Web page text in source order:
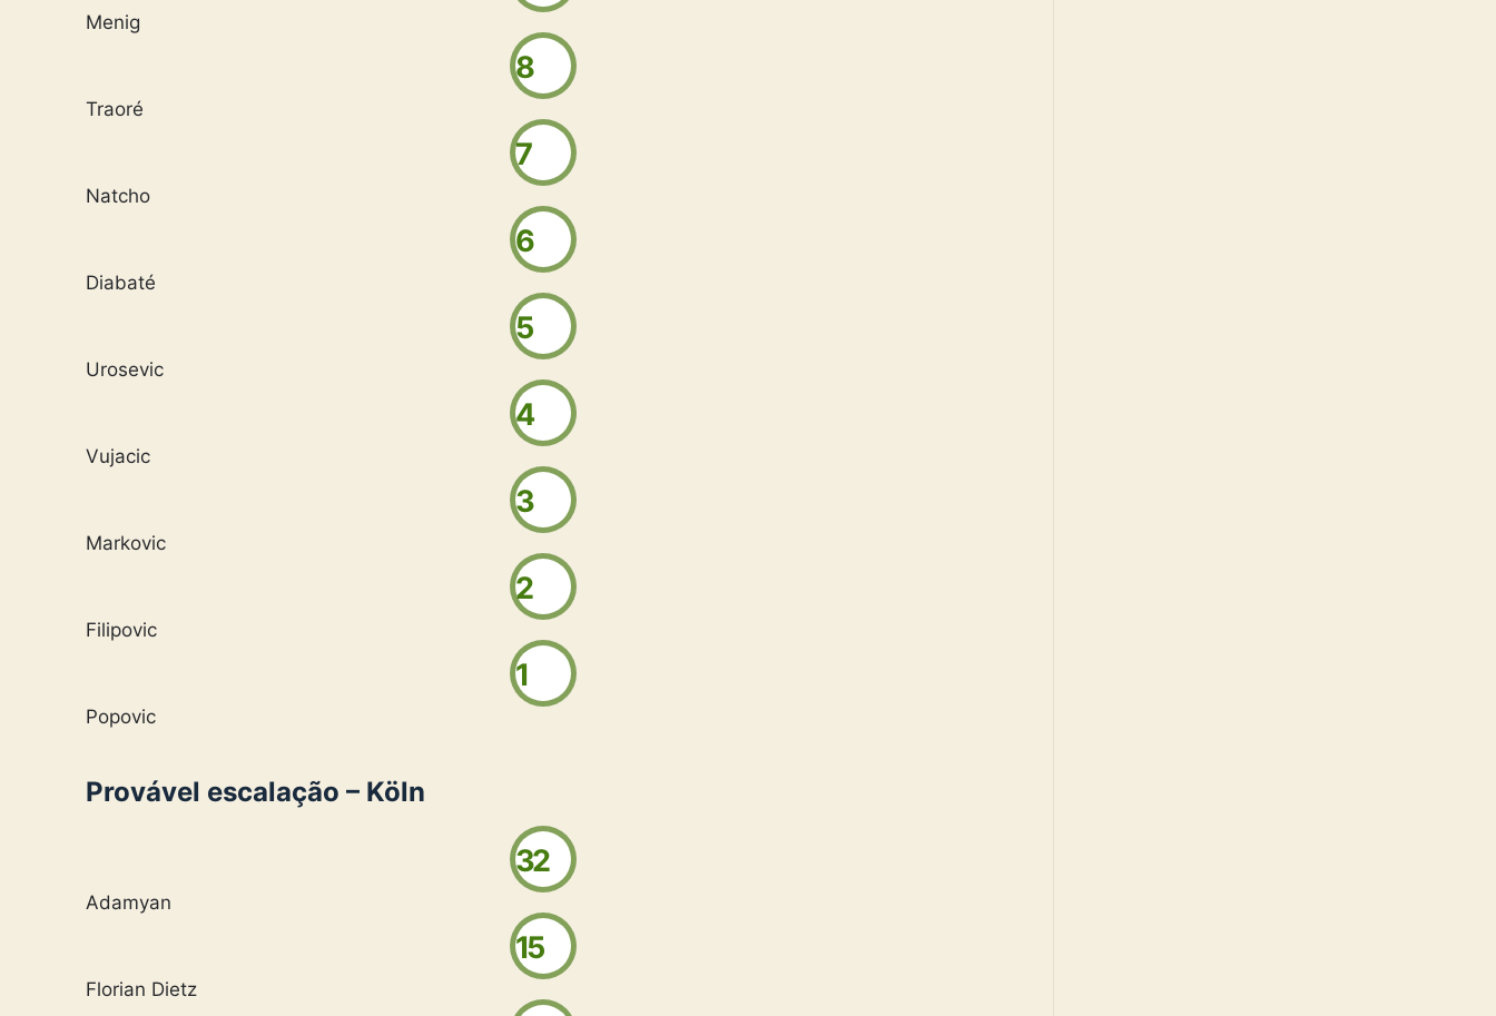
Menig
8
Traoré
7
Natcho
6
Diabaté
5
Urosevic
4
Vujacic
3
Markovic
2
Filipovic
1
Popovic
Provável escalação – Köln
32
Adamyan
15
Florian Dietz